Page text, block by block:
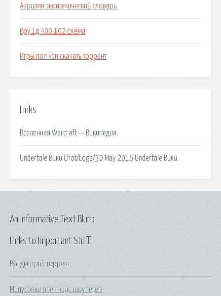
Азрилян экономический словарь
Вру 1д 400 102 схема
Игры поп кап скачать торрент
Links
Вселенная Warcraft — Википедия.
Undertale Вики:Chat/Logs/30 May 2016 Undertale Вики.
Links to Important Stuff
Рус дмитрий торрент
Минусовки опен кидс шоу герлз
An Informative Text Blurb